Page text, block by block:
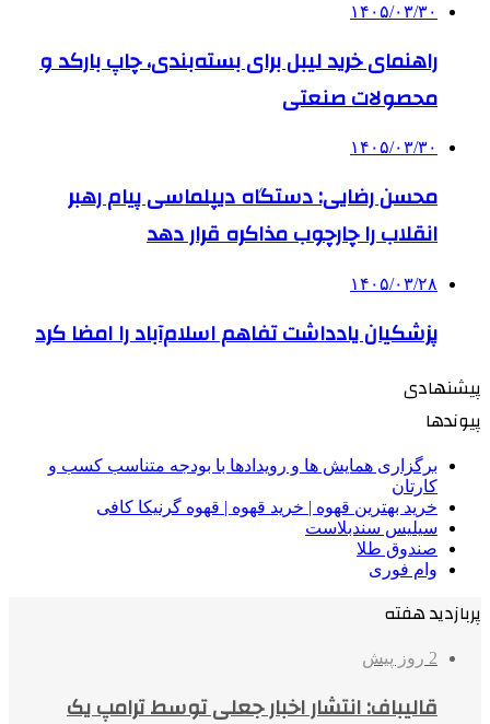
۱۴۰۵/۰۳/۳۰
راهنمای خرید لیبل برای بسته‌بندی، چاپ بارکد و
محصولات صنعتی
۱۴۰۵/۰۳/۳۰
محسن رضایی: دستگاه دیپلماسی پیام رهبر
انقلاب را چارچوب مذاکره قرار دهد
۱۴۰۵/۰۳/۲۸
پزشکیان یادداشت تفاهم اسلام‌آباد را امضا کرد
پیشنهادی
پیوندها
برگزاری همایش ها و رویدادها با بودجه متناسب کسب و
کارتان
خرید بهترین قهوه | خرید قهوه | قهوه گرنیکا کافی
سیلیس سندبلاست
صندوق طلا
وام فوری
پربازدید هفته
2 روز پیش
قالیباف: انتشار اخبار جعلی توسط ترامپ یک